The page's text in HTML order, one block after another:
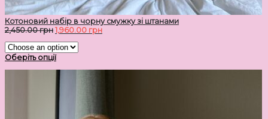
Котоновий набір в чорну смужку зі штанами
2,450.00грн 1,960.00 грн
Оберіть опції